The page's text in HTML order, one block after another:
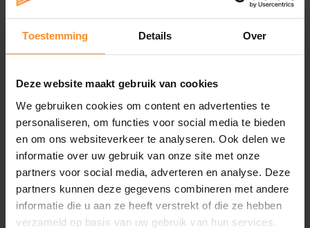
Toestemming Details Over
Deze website maakt gebruik van cookies
We gebruiken cookies om content en advertenties te
personaliseren, om functies voor social media te bieden
en om ons websiteverkeer te analyseren. Ook delen we
informatie over uw gebruik van onze site met onze
partners voor social media, adverteren en analyse. Deze
partners kunnen deze gegevens combineren met andere
informatie die u aan ze heeft verstrekt of die ze hebben
verzameld op basis van uw gebruik van hun services.
325mm
van 22mm breed
Wat je misschien ook leuk vindt